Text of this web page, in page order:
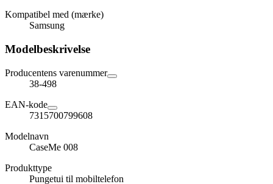
Kompatibel med (mærke)
Samsung
Modelbeskrivelse
Producentens varenummer
38-498
EAN-kode
7315700799608
Modelnavn
CaseMe 008
Produkttype
Pungetui til mobiltelefon